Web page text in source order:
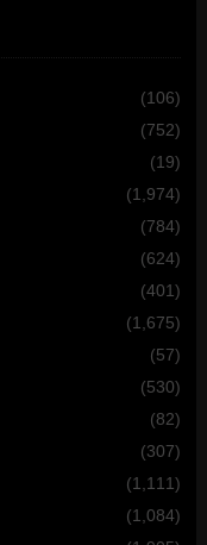
(106)
(752)
(19)
(1,974)
(784)
(624)
(401)
(1,675)
(57)
(530)
(82)
(307)
(1,111)
(1,084)